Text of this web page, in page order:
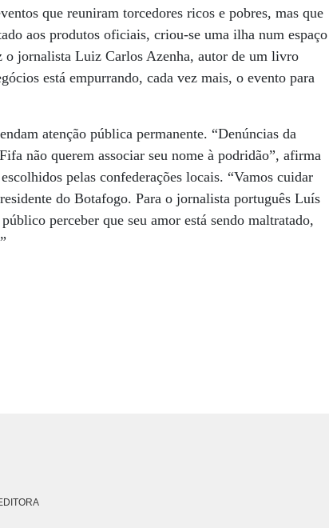
que reuniram torcedores ricos e pobres, mas que
aos produtos oficiais, criou-se uma ilha num espaço
o jornalista Luiz Carlos Azenha, autor de um livro
está empurrando, cada vez mais, o evento para
atenção pública permanente. “Denúncias da
não querem associar seu nome à podridão”, afirma
pelas confederações locais. “Vamos cuidar
do Botafogo. Para o jornalista português Luís
perceber que seu amor está sendo maltratado,